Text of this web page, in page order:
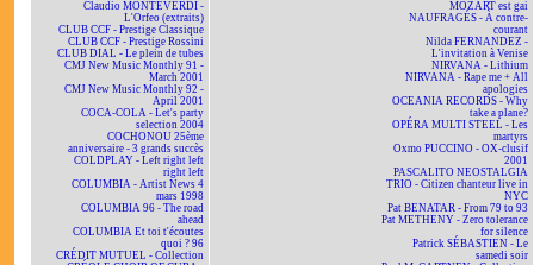
Claudio MONTEVERDI -
L'Orfeo (extraits)
CLUB CCF - Prestige Classique
CLUB CCF - Prestige Rossini
CLUB DIAL - Le plein de tubes
CMJ New Music Monthly 91 -
March 2001
CMJ New Music Monthly 92 -
April 2001
COCA-COLA - Let's party
selection 2004
COCHONOU 25ème
anniversaire - 3 grands succès
COLDPLAY - Left right left
right left
COLUMBIA - Artist News 4
mars 1998
COLUMBIA 96 - The road
ahead
COLUMBIA Et toi t'écoutes
quoi ? 96
CRÉDIT MUTUEL - Collection
MOZART est gai
NAUFRAGÉS - À contre-
courant
Nilda FERNANDEZ -
L'invitation à Venise
NIRVANA - Lithium
NIRVANA - Rape me + All
apologies
OCEANIA RECORDS - Why
take a plane?
OPÉRA MULTI STEEL - Les
martyrs
Oxmo PUCCINO - OX-clusif
2001
PASCALITO NEOSTALGIA
TRIO - Citizen chanteur live in
NYC
Pat BENATAR - From 79 to 93
Pat METHENY - Zero tolerance
for silence
Patrick SÉBASTIEN - Le
samedi soir